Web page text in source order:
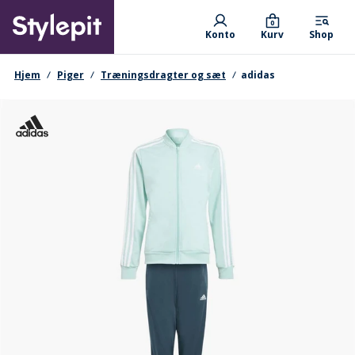
main
content
Primary departments
Konto Kurv
0
Shop
navigationssti
Hjem Piger Træningsdragter og sæt adidas